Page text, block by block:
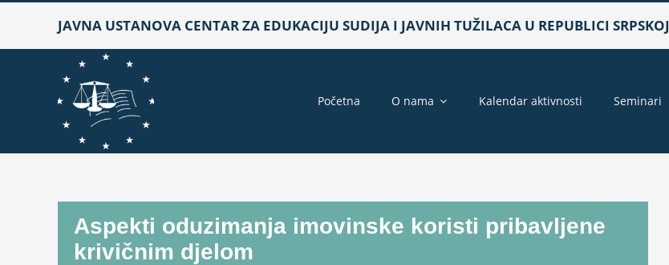
JAVNA USTANOVA CENTAR ZA EDUKACIJU SUDIJA I JAVNIH TUŽILACA U REPUBLICI SRPSKOJ
Početna O nama Kalendar aktivnosti Seminari
Aspekti oduzimanja imovinske koristi pribavljene
krivičnim djelom